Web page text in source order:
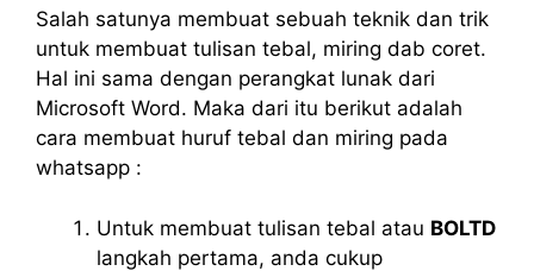
Salah satunya membuat sebuah teknik dan trik
untuk membuat tulisan tebal, miring dab coret.
Hal ini sama dengan perangkat lunak dari
Microsoft Word. Maka dari itu berikut adalah
cara membuat huruf tebal dan miring pada
whatsapp :
Untuk membuat tulisan tebal atau BOLTD
langkah pertama, anda cukup